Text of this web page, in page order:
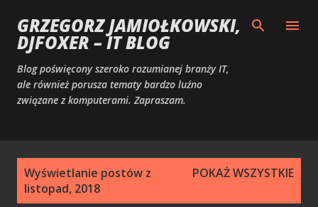
Przejdź do głównej zawartości
GRZEGORZ JAMIOŁKOWSKI,
DJFOXER – IT BLOG
Blog poświęcony szeroko rozumianej branży IT,
ale również porusza tematy bardzo luźno
związane z komputerami. Zapraszam.
Wyświetlanie postów z
listopad, 2018
POKAŻ WSZYSTKIE